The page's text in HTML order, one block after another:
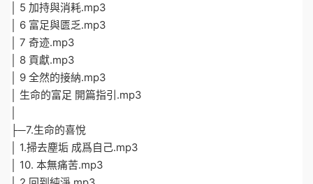
│ 5 加持與消耗.mp3
│ 6 富足與匮乏.mp3
│ 7 奇迹.mp3
│ 8 貢獻.mp3
│ 9 全然的接納.mp3
│ 生命的富足 開篇指引.mp3
├─7.生命的喜悅
│ 1.掃去塵垢 成爲自己.mp3
│ 10. 本無痛苦.mp3